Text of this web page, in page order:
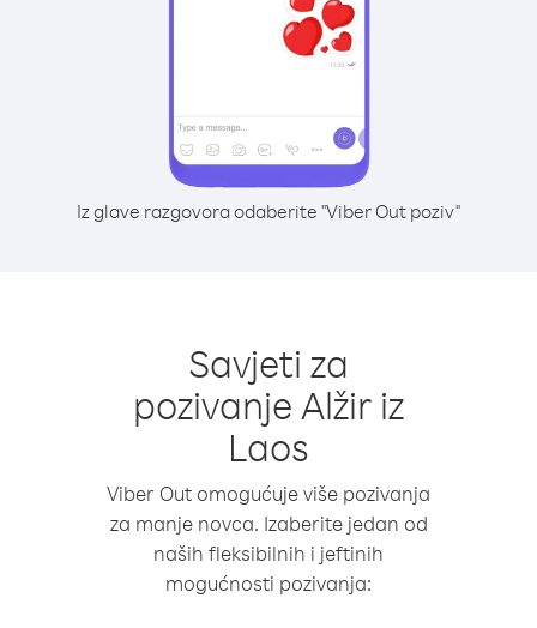
Iz glave razgovora odaberite "Viber Out poziv"
Savjeti za
pozivanje Alžir iz
Laos
Viber Out omogućuje više pozivanja
za manje novca. Izaberite jedan od
naših fleksibilnih i jeftinih
mogućnosti pozivanja: